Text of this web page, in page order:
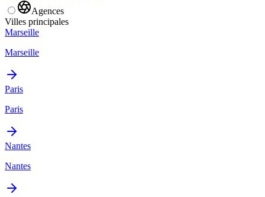
Agences
Villes principales
Marseille
Marseille
Paris
Paris
Nantes
Nantes